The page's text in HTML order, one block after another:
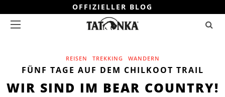
OFFIZIELLER BLOG
REISEN TREKKING WANDERN
FÜNF TAGE AUF DEM CHILKOOT TRAIL
WIR SIND IM BEAR COUNTRY!